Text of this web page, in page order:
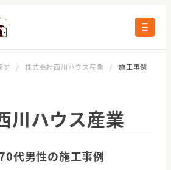
す / 株式会社西川ハウス産業 / 施工事例
川ハウス産業
代男性の施工事例